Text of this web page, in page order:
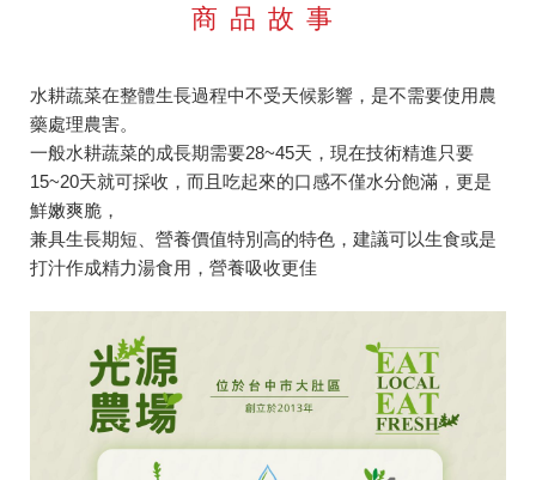
商品故事
水耕蔬菜在整體生長過程中不受天候影響，是不需要使用農
藥處理農害。
一般水耕蔬菜的成長期需要28~45天，現在技術精進只要
15~20天就可採收，而且吃起來的口感不僅水分飽滿，更是
鮮嫩爽脆，
兼具生長期短、營養價值特別高的特色，建議可以生食或是
打汁作成精力湯食用，營養吸收更佳